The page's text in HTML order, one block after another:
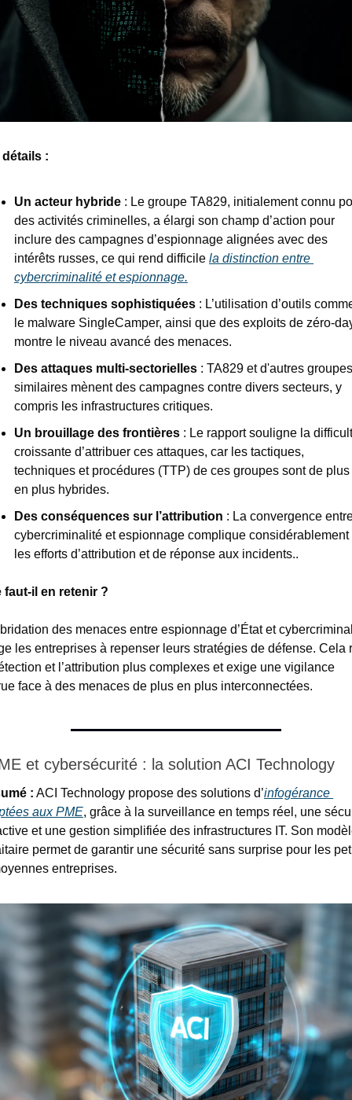
:
Un acteur hybride : Le groupe TA829, initialement connu
des activités criminelles, a élargi son champ d’action pour
inclure des campagnes d’espionnage alignées avec des
intérêts russes, ce qui rend difficile la distinction entre
cybercriminalité et espionnage.
Des techniques sophistiquées : L’utilisation d’outils
le malware SingleCamper, ainsi que des exploits de zéro-
montre le niveau avancé des menaces.
Des attaques multi-sectorielles : TA829 et d'autres groupes
similaires mènent des campagnes contre divers secteurs, y
compris les infrastructures critiques.
Un brouillage des frontières : Le rapport souligne la
croissante d’attribuer ces attaques, car les tactiques,
techniques et procédures (TTP) de ces groupes sont de plus
en plus hybrides.
Des conséquences sur l’attribution : La convergence
cybercriminalité et espionnage complique considérablement
les efforts d’attribution et de réponse aux incidents..
faut-il en retenir ?
des menaces entre espionnage d’État et
les entreprises à repenser leurs stratégies de défense. Cela
et l’attribution plus complexes et exige une vigilance
face à des menaces de plus en plus interconnectées.
et cybersécurité : la solution ACI Technology
: ACI Technology propose des solutions d’infogérance
aux PME, grâce à la surveillance en temps réel, une
et une gestion simplifiée des infrastructures IT. Son
permet de garantir une sécurité sans surprise pour les
entreprises.